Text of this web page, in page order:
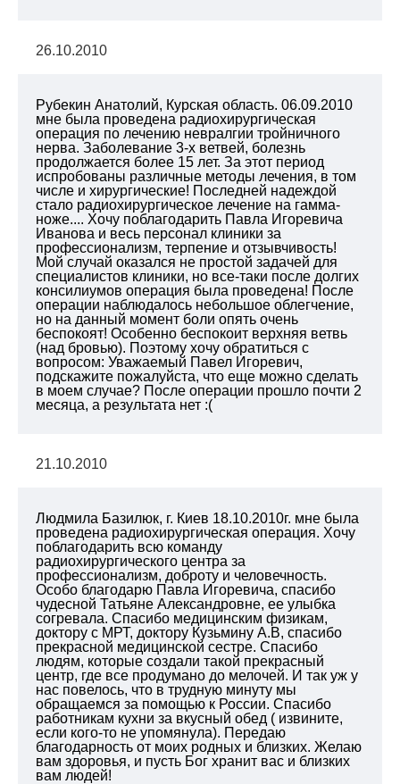
26.10.2010
Рубекин Анатолий, Курская область. 06.09.2010
мне была проведена радиохирургическая
операция по лечению невралгии тройничного
нерва. Заболевание 3-х ветвей, болезнь
продолжается более 15 лет. За этот период
испробованы различные методы лечения, в том
числе и хирургические! Последней надеждой
стало радиохирургическое лечение на гамма-
ноже.... Хочу поблагодарить Павла Игоревича
Иванова и весь персонал клиники за
профессионализм, терпение и отзывчивость!
Мой случай оказался не простой задачей для
специалистов клиники, но все-таки после долгих
консилиумов операция была проведена! После
операции наблюдалось небольшое облегчение,
но на данный момент боли опять очень
беспокоят! Особенно беспокоит верхняя ветвь
(над бровью). Поэтому хочу обратиться с
вопросом: Уважаемый Павел Игоревич,
подскажите пожалуйста, что еще можно сделать
в моем случае? После операции прошло почти 2
месяца, а результата нет :(
21.10.2010
Людмила Базилюк, г. Киев 18.10.2010г. мне была
проведена радиохирургическая операция. Хочу
поблагодарить всю команду
радиохирургического центра за
профессионализм, доброту и человечность.
Особо благодарю Павла Игоревича, спасибо
чудесной Татьяне Александровне, ее улыбка
согревала. Спасибо медицинским физикам,
доктору с МРТ, доктору Кузьмину А.В, спасибо
прекрасной медицинской сестре. Спасибо
людям, которые создали такой прекрасный
центр, где все продумано до мелочей. И так уж у
нас повелось, что в трудную минуту мы
обращаемся за помощью к России. Спасибо
работникам кухни за вкусный обед ( извините,
если кого-то не упомянула). Передаю
благодарность от моих родных и близких. Желаю
вам здоровья, и пусть Бог хранит вас и близких
вам людей!